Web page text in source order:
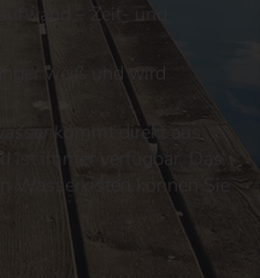
– Zeit- und
weiß und wird
kommt direkt aus
ist immer verfügbar. Das
Wasserkisten können Sie